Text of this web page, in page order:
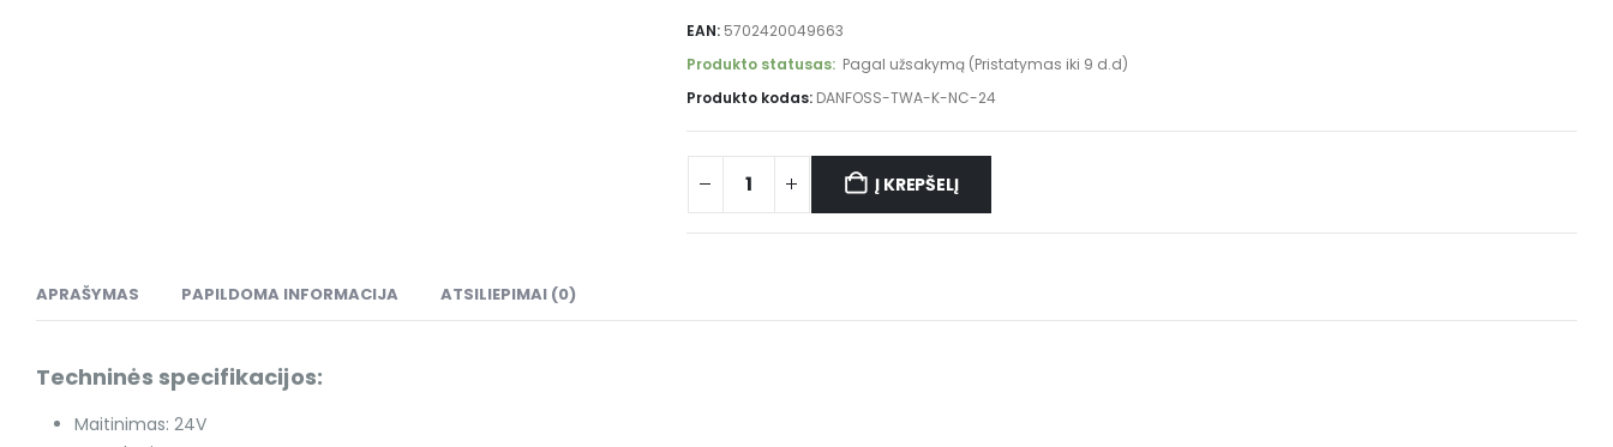
EAN: 5702420049663
Produkto statusas: Pagal užsakymą (Pristatymas iki 9 d.d)
Produkto kodas: DANFOSS-TWA-K-NC-24
Į KREPŠELĮ
APRAŠYMAS PAPILDOMA INFORMACIJA ATSILIEPIMAI (0)
Techninės specifikacijos:
Maitinimas: 24V